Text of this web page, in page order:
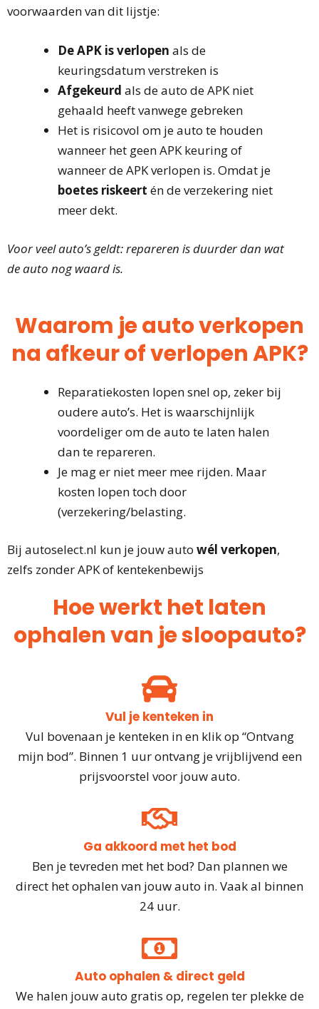
voorwaarden van dit lijstje:
De APK is verlopen als de
keuringsdatum verstreken is
Afgekeurd als de auto de APK niet
gehaald heeft vanwege gebreken
Het is risicovol om je auto te houden
wanneer het geen APK keuring of
wanneer de APK verlopen is. Omdat je
boetes riskeert én de verzekering niet
meer dekt.
Voor veel auto’s geldt: repareren is duurder dan wat
de auto nog waard is.
Waarom je auto verkopen
na afkeur of verlopen APK?
Reparatiekosten lopen snel op, zeker bij
oudere auto’s. Het is waarschijnlijk
voordeliger om de auto te laten halen
dan te repareren.
Je mag er niet meer mee rijden. Maar
kosten lopen toch door
(verzekering/belasting.
Bij autoselect.nl kun je jouw auto wél verkopen,
zelfs zonder APK of kentekenbewijs
Hoe werkt het laten
ophalen van je sloopauto?
Vul je kenteken in
Vul bovenaan je kenteken in en klik op “Ontvang
mijn bod”. Binnen 1 uur ontvang je vrijblijvend een
prijsvoorstel voor jouw auto.
Ga akkoord met het bod
Ben je tevreden met het bod? Dan plannen we
direct het ophalen van jouw auto in. Vaak al binnen
24 uur.
Auto ophalen & direct geld
We halen jouw auto gratis op, regelen ter plekke de